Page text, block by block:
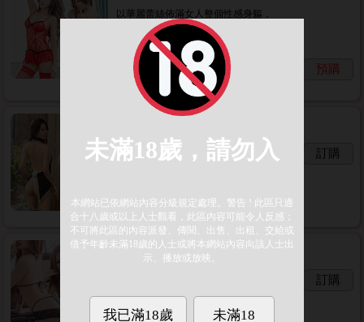
以華麗蕾絲佈滿女人整個性感身軀，
讓腰線更加修飾的長馬甲設計，
搶眼的紅黑配色更令人吸睛注目！
預購
一般價 420
會員價
390
訂購
造型丁褲T5187-豹紋
訂購